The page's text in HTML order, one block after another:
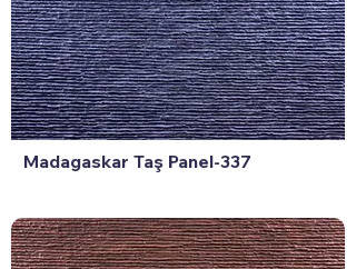
Madagaskar Taş Panel-337